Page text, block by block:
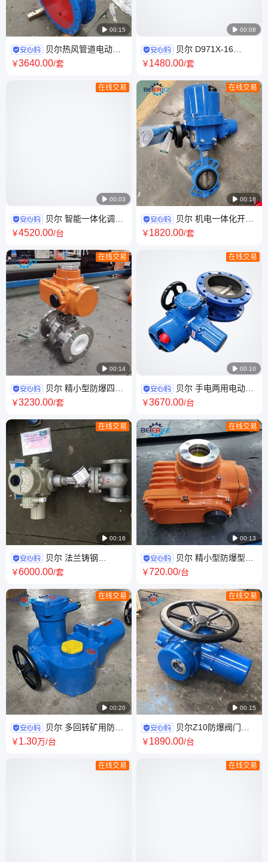
 00:15
贝尔热风管道电动通
风蝶阀D941W-1C DN600法兰
￥3640.00/套
 00:03
在线交易
贝尔 智能一体化调节
型阀门电动装置DZT60-24
￥4520.00/台
 00:14
在线交易
贝尔 精小型防爆四氟
乙烯电动球阀材质304耐腐蚀
￥3230.00/套
 00:16
在线交易
贝尔 法兰铸钢
Z941H-10C DN200调节型电动
￥6000.00/套
 00:20
在线交易
贝尔 多回转矿用防爆
调节型阀门电动装置ZJK20 配
￥1.30万/台
在线交易
 00:08
贝尔 D971X-16
DN250 衬胶对夹式开关型电动
￥1480.00/套
 00:18
在线交易
贝尔 机电一体化开关
型对夹蝶阀 软密封阀球体材质
￥1820.00/套
 00:10
在线交易
贝尔 手电两用电动蝶
阀软密封中线型法兰连接
￥3670.00/台
 00:13
在线交易
贝尔 精小型防爆型电
动执行器ExdIIBT4隔爆型IP67
￥720.00/台
 00:15
在线交易
贝尔Z10防爆阀门电
动装置煤化工适用开关控制执
￥1890.00/台
在线交易